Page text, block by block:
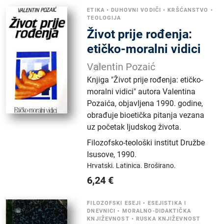
ETIKA •DUHOVNI VODIČI •KRŠĆANSTVO •
TEOLOGIJA
Život prije rođenja:
etičko-moralni vidici
Valentin Pozaić
​Knjiga "Život prije rođenja: etičko-
moralni vidici" autora Valentina
Pozaića, objavljena 1990. godine,
obrađuje bioetička pitanja vezana
uz početak ljudskog života.
Filozofsko-teološki institut Družbe
Isusove, 1990.
Hrvatski. Latinica. Broširano.
6,24 €
FILOZOFSKI ESEJI • ESEJISTIKA I
DNEVNICI • MORALNO-DIDAKTIČKA
KNJIŽEVNOST •RUSKA KNJIŽEVNOST